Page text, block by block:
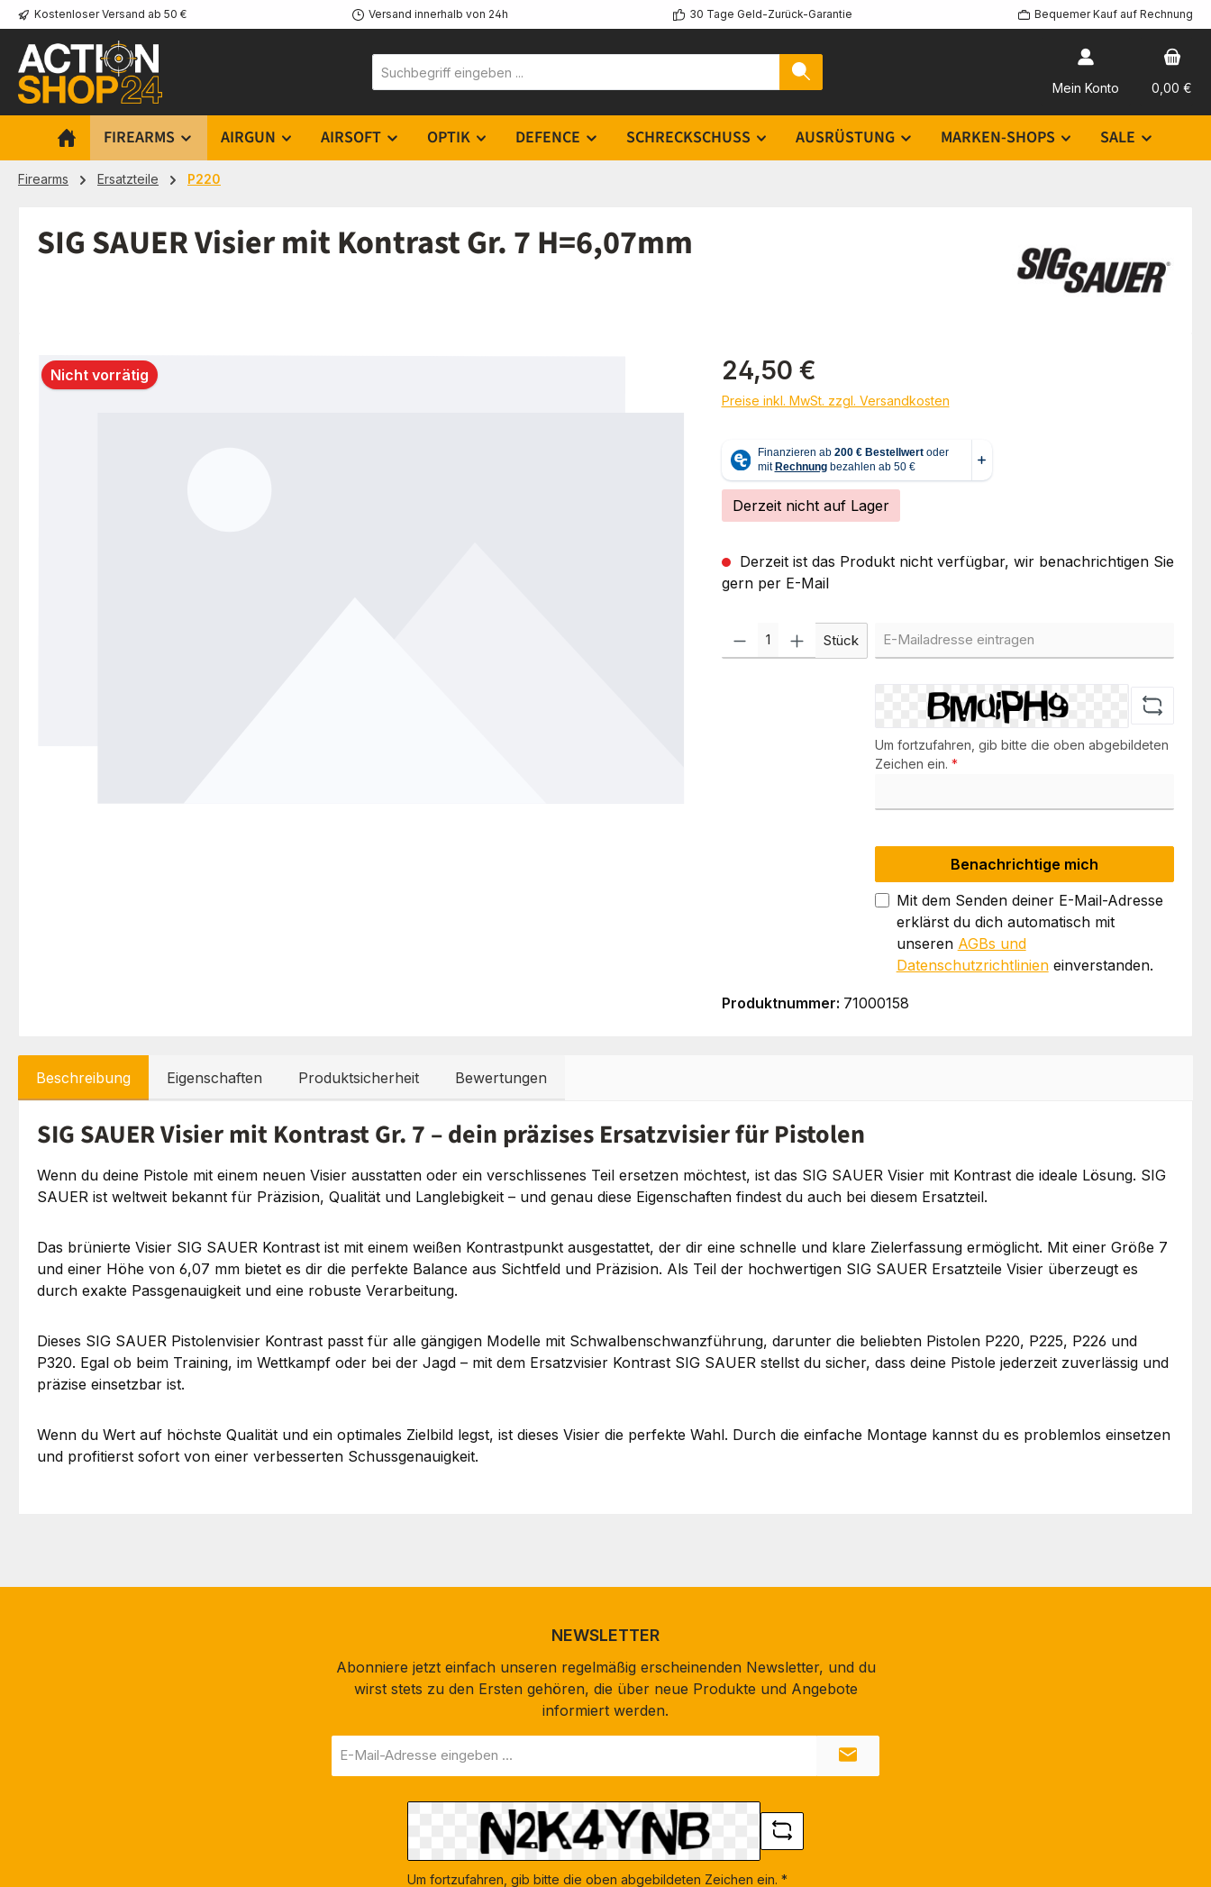
Hauptinhalt springen
Zur Suche springen
Zur Hauptnavigation springen
Kostenloser Versand ab 50 € Versand innerhalb von 24h 30 Tage Geld-Zurück-Garantie Bequemer Kauf auf Rechnung
Mein Konto 0,00 €
FIREARMS AIRGUN AIRSOFT OPTIK DEFENCE SCHRECKSCHUSS AUSRÜSTUNG MARKEN-SHOPS SALE
Firearms Ersatzteile P220
SIG SAUER Visier mit Kontrast Gr. 7 H=6,07mm
Bildergalerie überspringen
Nicht vorrätig
Regulärer Preis:
24,50 €
Preise inkl. MwSt. zzgl. Versandkosten
Derzeit nicht auf Lager
Derzeit ist das Produkt nicht verfügbar, wir benachrichtigen Sie
gern per E-Mail
Stück
Um fortzufahren, gib bitte die oben abgebildeten
Zeichen ein. *
Benachrichtige mich
Mit dem Senden deiner E-Mail-Adresse
erklärst du dich automatisch mit
unseren AGBs und
Datenschutzrichtlinieneinverstanden.
Produktnummer: 71000158
Beschreibung Eigenschaften Produktsicherheit Bewertungen
SIG SAUER Visier mit Kontrast Gr. 7 – dein präzises Ersatzvisier für Pistolen
Wenn du deine Pistole mit einem neuen Visier ausstatten oder ein verschlissenes Teil ersetzen möchtest, ist das SIG SAUER Visier mit Kontrast die ideale Lösung. SIG
SAUER ist weltweit bekannt für Präzision, Qualität und Langlebigkeit – und genau diese Eigenschaften findest du auch bei diesem Ersatzteil.
Das brünierte Visier SIG SAUER Kontrast ist mit einem weißen Kontrastpunkt ausgestattet, der dir eine schnelle und klare Zielerfassung ermöglicht. Mit einer Größe 7
und einer Höhe von 6,07 mm bietet es dir die perfekte Balance aus Sichtfeld und Präzision. Als Teil der hochwertigen SIG SAUER Ersatzteile Visier überzeugt es
durch exakte Passgenauigkeit und eine robuste Verarbeitung.
Dieses SIG SAUER Pistolenvisier Kontrast passt für alle gängigen Modelle mit Schwalbenschwanzführung, darunter die beliebten Pistolen P220, P225, P226 und
P320. Egal ob beim Training, im Wettkampf oder bei der Jagd – mit dem Ersatzvisier Kontrast SIG SAUER stellst du sicher, dass deine Pistole jederzeit zuverlässig und
präzise einsetzbar ist.
Wenn du Wert auf höchste Qualität und ein optimales Zielbild legst, ist dieses Visier die perfekte Wahl. Durch die einfache Montage kannst du es problemlos einsetzen
und profitierst sofort von einer verbesserten Schussgenauigkeit.
NEWSLETTER
Abonniere jetzt einfach unseren regelmäßig erscheinenden Newsletter, und du
wirst stets zu den Ersten gehören, die über neue Produkte und Angebote
informiert werden.
Mail-
Um fortzufahren, gib bitte die oben abgebildeten Zeichen ein. *